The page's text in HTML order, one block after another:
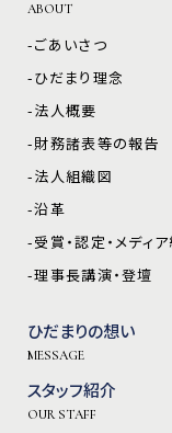
ABOUT
-ごあいさつ
-ひだまり理念
-法人概要
-財務諸表等の報告
-法人組織図
-沿革
-受賞・認定・メディ
-理事長講演・登壇
ひだまりの想い
MESSAGE
スタッフ紹介
OUR STAFF